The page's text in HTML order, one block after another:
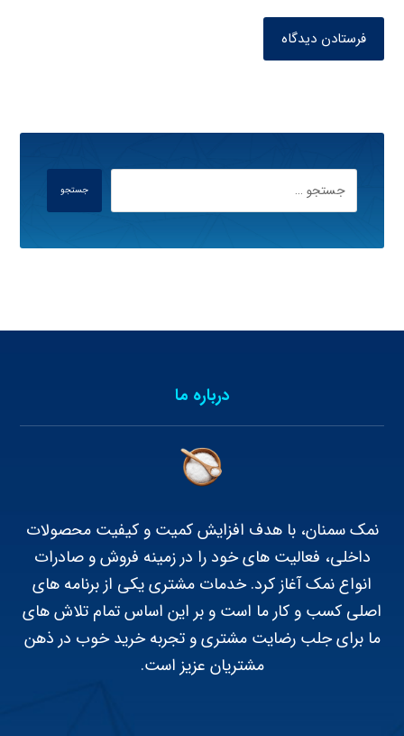
فرستادن دیدگاه
جستجو
درباره ما
نمک سمنان، با هدف افزایش کمیت و کیفیت محصولات
داخلی، فعالیت های خود را در زمینه فروش و صادرات
انواع نمک آغاز کرد. خدمات مشتری یکی از برنامه های
اصلی کسب و کار ما است و بر این اساس تمام تلاش های
ما برای جلب رضایت مشتری و تجربه خرید خوب در ذهن
مشتریان عزیز است.